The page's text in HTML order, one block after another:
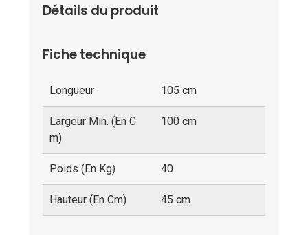
Détails du produit
Fiche technique
Longueur 105 cm
Largeur Min. (en C
M)
100 cm
Poids (en Kg) 40
Hauteur (en Cm) 45 cm